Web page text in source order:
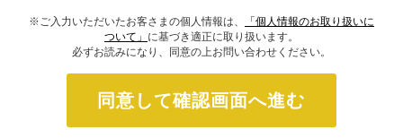
※ご入力いただいたお客さまの個人情報は、
「個人情報のお取り扱いに
ついて」 に基づき適正に取り扱います。
必ずお読みになり、同意の上お問い合わせください。
同意して確認画面へ進む